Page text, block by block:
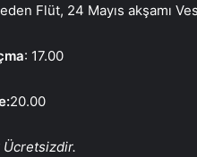
Flüt, 24 Mayıs akşamı
: 17.00
20.00